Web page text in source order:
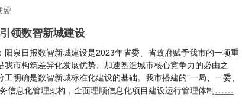
盟
领数智新城建设
阳泉日报数智新城建设是2023年省委、省政府赋予我市的一项重
我市构筑差异化发展优势、加速塑造城市核心竞争力的必由之
工明确是数智新城标准化建设的基础。我市搭建的“一局、一委、
信息化管理架构，全面理顺信息化项目建设运行管理体制……